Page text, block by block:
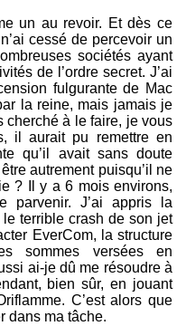
un au revoir. Et dès ce
cessé de percevoir un
sociétés ayant
de l’ordre secret. J’ai
fulgurante de Mac
la reine, mais jamais je
cherché à le faire, je vous
il aurait pu remettre en
qu’il avait sans doute
autrement puisqu’il ne
? Il y a 6 mois environs,
parvenir. J’ai appris la
terrible crash de son jet
EverCom, la structure
sommes versées en
ai-je dû me résoudre à
bien sûr, en jouant
C’est alors que
dans ma tâche.